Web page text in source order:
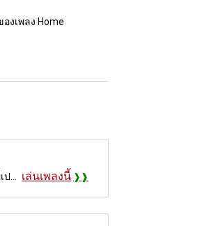
งเพลง Home
... เล่นเพลงนี้